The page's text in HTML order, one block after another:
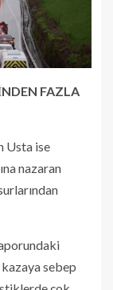
FAZLA
Usta ise
nazaran
sebep